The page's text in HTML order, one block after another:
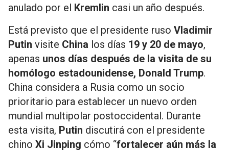
anulado por el Kremlin casi un año después.
Está previsto que el presidente ruso Vladimir
Putin visite China los días 19 y 20 de mayo,
apenas unos días después de la visita de su
homólogo estadounidense, Donald Trump.
China considera a Rusia como un socio
prioritario para establecer un nuevo orden
mundial multipolar postoccidental. Durante
esta visita, Putin discutirá con el presidente
chino Xi Jinping cómo “fortalecer aún más la